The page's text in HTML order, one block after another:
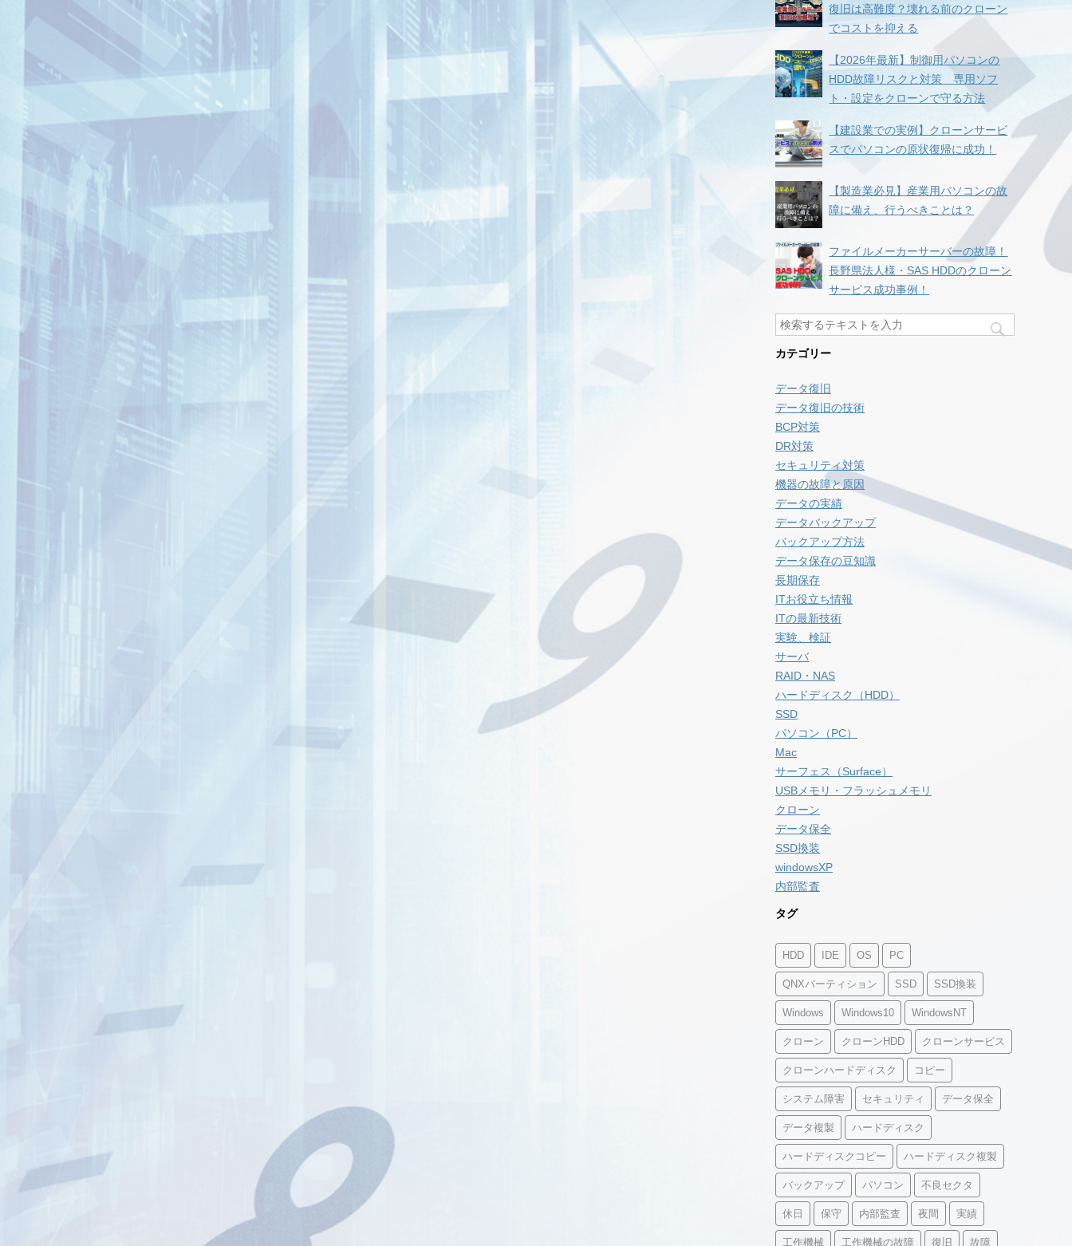
復旧は高難度？壊れる前のクローン
でコストを抑える
【2026年最新】制御用パソコンの
HDD故障リスクと対策 専用ソフ
ト・設定をクローンで守る方法
【建設業での実例】クローンサービ
スでパソコンの原状復帰に成功！
【製造業必見】産業用パソコンの故
障に備え、行うべきことは？
ファイルメーカーサーバーの故障！
長野県法人様・SAS HDDのクローン
サービス成功事例！
カテゴリー
データ復旧
データ復旧の技術
BCP対策
DR対策
セキュリティ対策
機器の故障と原因
データの実績
データバックアップ
バックアップ方法
データ保存の豆知識
長期保存
ITお役立ち情報
ITの最新技術
実験、検証
サーバ
RAID・NAS
ハードディスク（HDD）
SSD
パソコン（PC）
Mac
サーフェス（Surface）
USBメモリ・フラッシュメモリ
クローン
データ保全
SSD換装
windowsXP
内部監査
タグ
HDD IDE OS PC
QNXパーティション SSD SSD換装
Windows Windows10 WindowsNT
クローン クローンHDD クローンサービス
クローンハードディスク コピー
システム障害 セキュリティ データ保全
データ複製 ハードディスク
ハードディスクコピー ハードディスク複製
バックアップ パソコン 不良セクタ
休日 保守 内部監査 夜間 実績
工作機械 工作機械の故障 復旧 故障